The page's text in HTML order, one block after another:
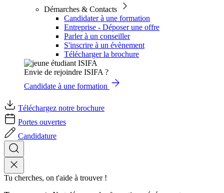
Démarches & Contacts
Candidater à une formation
Entreprise - Déposer une offre
Parler à un conseiller
S'inscrire à un évènement
Télécharger la brochure
Envie de rejoindre ISIFA ?
Candidate à une formation
Téléchargez notre brochure
Portes ouvertes
Candidature
Tu cherches, on t'aide à trouver !